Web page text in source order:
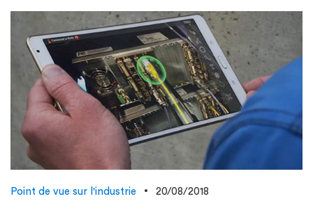
Point de vue sur l'industrie 20/08/2018